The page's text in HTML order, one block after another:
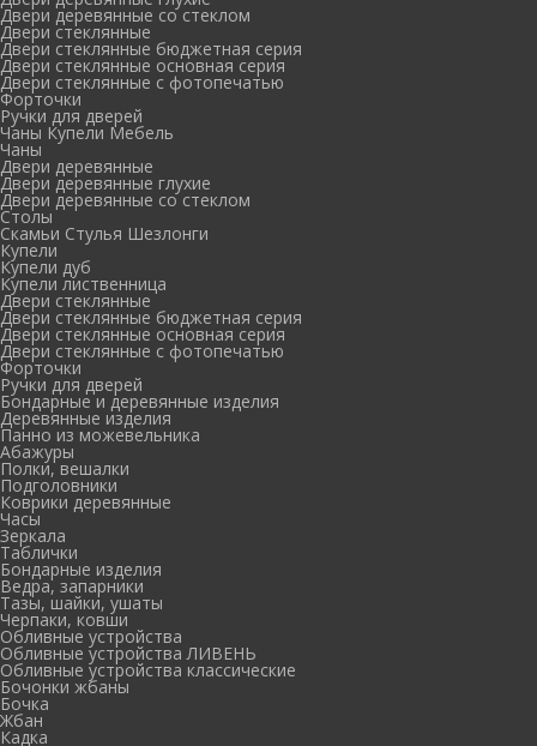
Двери деревянные со стеклом
Двери стеклянные
Двери стеклянные бюджетная серия
Двери стеклянные основная серия
Двери стеклянные с фотопечатью
Форточки
Ручки для дверей
Чаны Купели Мебель
Чаны
Двери деревянные
Двери деревянные глухие
Двери деревянные со стеклом
Столы
Скамьи Стулья Шезлонги
Купели
Купели дуб
Купели лиственница
Двери стеклянные
Двери стеклянные бюджетная серия
Двери стеклянные основная серия
Двери стеклянные с фотопечатью
Форточки
Ручки для дверей
Бондарные и деревянные изделия
Деревянные изделия
Панно из можевельника
Абажуры
Полки, вешалки
Подголовники
Коврики деревянные
Часы
Зеркала
Таблички
Бондарные изделия
Ведра, запарники
Тазы, шайки, ушаты
Черпаки, ковши
Обливные устройства
Обливные устройства ЛИВЕНЬ
Обливные устройства классические
Бочонки жбаны
Бочка
Жбан
Кадка